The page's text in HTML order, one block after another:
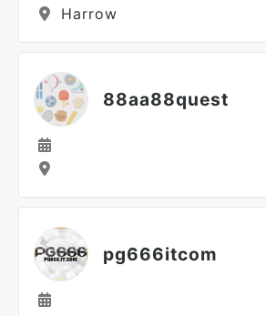
Harrow
88aa88quest
pg666itcom